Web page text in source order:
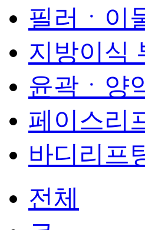
필러ㆍ이
지방이식
윤곽ㆍ양
페이스리
바디리프
전체